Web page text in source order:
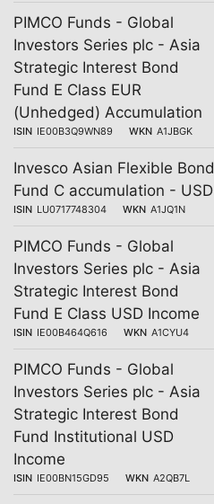
PIMCO Funds - Global
Investors Series plc - Asia
Strategic Interest Bond
Fund E Class EUR
(Unhedged) Accumulation
ISIN IE00B3Q9WN89 WKN A1JBGK
Invesco Asian Flexible Bond
Fund C accumulation - USD
ISIN LU0717748304 WKN A1JQ1N
PIMCO Funds - Global
Investors Series plc - Asia
Strategic Interest Bond
Fund E Class USD Income
ISIN IE00B464Q616 WKN A1CYU4
PIMCO Funds - Global
Investors Series plc - Asia
Strategic Interest Bond
Fund Institutional USD
Income
ISIN IE00BN15GD95 WKN A2QB7L